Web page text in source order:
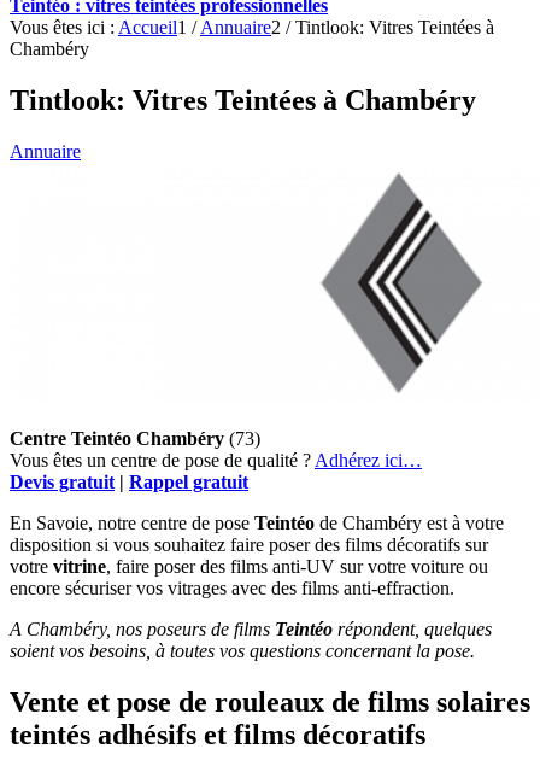
Teintéo : vitres teintées professionnelles
Vous êtes ici : Accueil1 / Annuaire2 / Tintlook: Vitres Teintées à
Chambéry
Tintlook: Vitres Teintées à Chambéry
Annuaire
Centre Teintéo Chambéry (73)
Vous êtes un centre de pose de qualité ? Adhérez ici…
Devis gratuit | Rappel gratuit
En Savoie, notre centre de pose Teintéo de Chambéry est à votre
disposition si vous souhaitez faire poser des films décoratifs sur
votre vitrine, faire poser des films anti-UV sur votre voiture ou
encore sécuriser vos vitrages avec des films anti-effraction.
A Chambéry, nos poseurs de films Teintéo répondent, quelques
soient vos besoins, à toutes vos questions concernant la pose.
Vente et pose de rouleaux de films solaires
teintés adhésifs et films décoratifs